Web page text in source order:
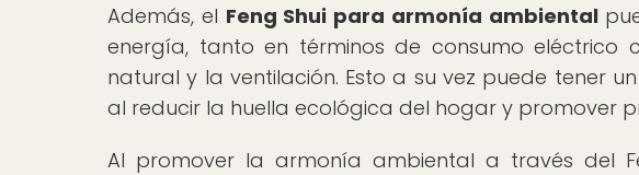
Además, el Feng Shui para armonía ambiental
energía, tanto en términos de consumo
natural y la ventilación. Esto a su vez puede tener
al reducir la huella ecológica del hogar y promover
Al promover la armonía ambiental a través del